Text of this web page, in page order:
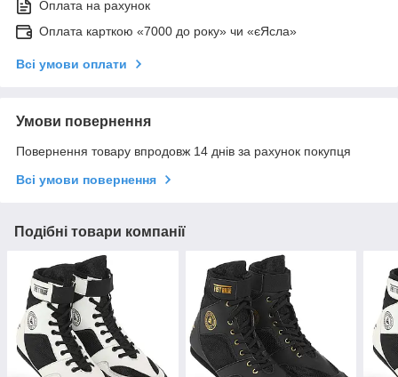
Оплата на рахунок
Оплата карткою «7000 до року» чи «єЯсла»
Всі умови оплати
Умови повернення
Повернення товару впродовж 14 днів за рахунок покупця
Всі умови повернення
Подібні товари компанії